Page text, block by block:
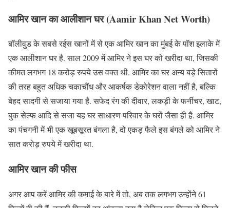
आमिर खान का आलीशान घर(Aamir Khan Net Worth)
बॉलीवुड के सबसे रईस खानों में से एक आमिर खान का मुंबई के पॉश इलाके में
एक आलीशान घर है. साल 2009 में आमिर ने इस घर को खरीदा था, जिसकी
कीमत लगभग 18 करोड़ रुपये उस वक्त थी. आमिर का घर अन्य बड़े सितारों
की तरह बहुत अधिक चकाचौंध और आकर्षक डेकोरेशन वाला नहीं है, बल्कि
बेहद सादगी से सजाया गया है. सफेद रंग की दीवार, लकड़ी के फर्नीचर, खाट,
बुक सेल्फ आदि से सजा यह घर साधारण परिवार के घरों जैसा ही है. आमिर
का पंचगनी में भी एक खूबसूरत बंगला है, दो एकड़ फैले इस बंगले को आमिर ने
सात करोड़ रुपये में खरीदा था.
आमिर खान की फीस
अगर आप करें आमिर की कमाई के बारे में तो, अब तक लगभग उन्होंने 61